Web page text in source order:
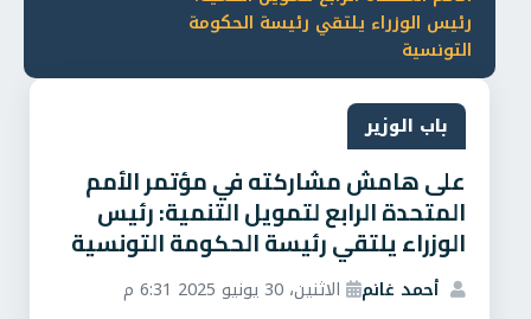
رئيس الوزراء يلتقي رئيسة الحكومة
التونسية
باب الوزير
على هامش مشاركته في مؤتمر الأمم
المتحدة الرابع لتمويل التنمية: رئيس
الوزراء يلتقي رئيسة الحكومة التونسية
أحمد غانم الاثنين، 30 يونيو 2025 6:31 م